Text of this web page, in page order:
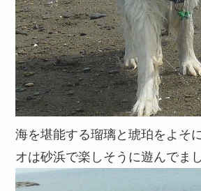
海を堪能する瑠璃と琥珀をよそ
オは砂浜で楽しそうに遊んでま